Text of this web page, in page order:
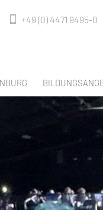
+49 (0) 4471 9495-0
TECHNIK
ANGEBOTE